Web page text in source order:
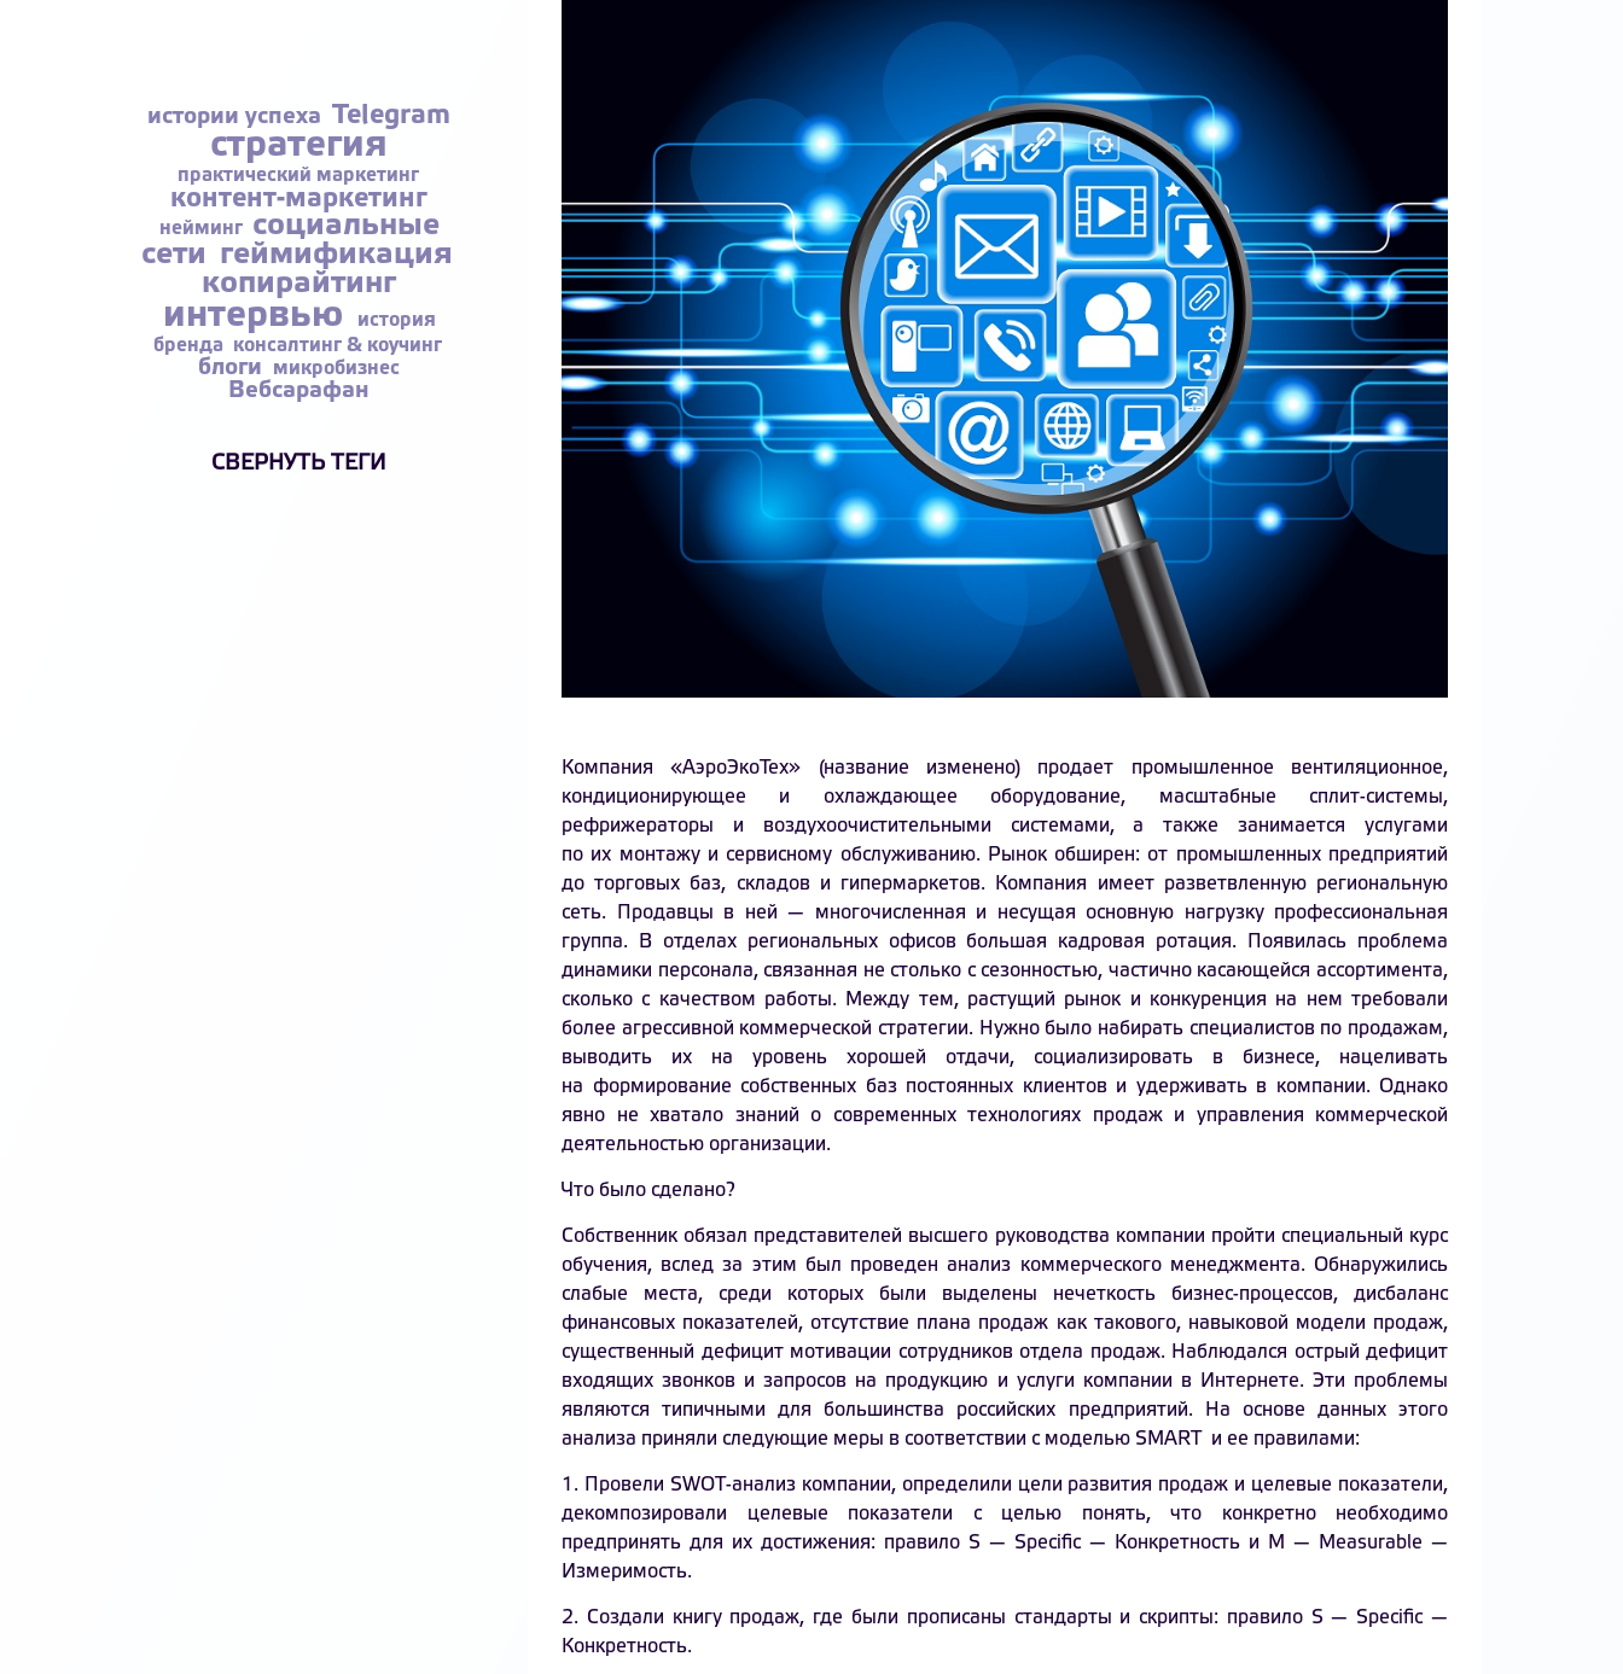
истории успеха Telegram
стратегия
практический маркетинг
контент-маркетинг
нейминг социальные
сети
геймификация
копирайтинг
интервью
история
бренда
консалтинг & коучинг
блоги микробизнес
Вебсарафан
СВЕРНУТЬ ТЕГИ
Компания «АэроЭкоТех» (название изменено) продает промышленное вентиляционное,
кондиционирующее и охлаждающее оборудование, масштабные сплит-системы,
рефрижераторы и воздухоочистительными системами, а также занимается услугами
по их монтажу и сервисному обслуживанию. Рынок обширен: от промышленных предприятий
до торговых баз, складов и гипермаркетов. Компания имеет разветвленную региональную
сеть. Продавцы в ней — многочисленная и несущая основную нагрузку профессиональная
группа. В отделах региональных офисов большая кадровая ротация. Появилась проблема
динамики персонала, связанная не столько с сезонностью, частично касающейся ассортимента,
сколько с качеством работы. Между тем, растущий рынок и конкуренция на нем требовали
более агрессивной коммерческой стратегии. Нужно было набирать специалистов по продажам,
выводить их на уровень хорошей отдачи, социализировать в бизнесе, нацеливать
на формирование собственных баз постоянных клиентов и удерживать в компании. Однако
явно не хватало знаний о современных технологиях продаж и управления коммерческой
деятельностью организации.
Что было сделано?
Собственник обязал представителей высшего руководства компании пройти специальный курс
обучения, вслед за этим был проведен анализ коммерческого менеджмента. Обнаружились
слабые места, среди которых были выделены нечеткость бизнес-процессов, дисбаланс
финансовых показателей, отсутствие плана продаж как такового, навыковой модели продаж,
существенный дефицит мотивации сотрудников отдела продаж. Наблюдался острый дефицит
входящих звонков и запросов на продукцию и услуги компании в Интернете. Эти проблемы
являются типичными для большинства российских предприятий. На основе данных этого
анализа приняли следующие меры в соответствии с моделью SMART и ее правилами:
1. Провели SWOT-анализ компании, определили цели развития продаж и целевые показатели,
декомпозировали целевые показатели с целью понять, что конкретно необходимо
предпринять для их достижения: правило S — Specific — Конкретность и M — Measurable —
Измеримость.
2. Создали книгу продаж, где были прописаны стандарты и скрипты: правило S — Specific —
Конкретность.